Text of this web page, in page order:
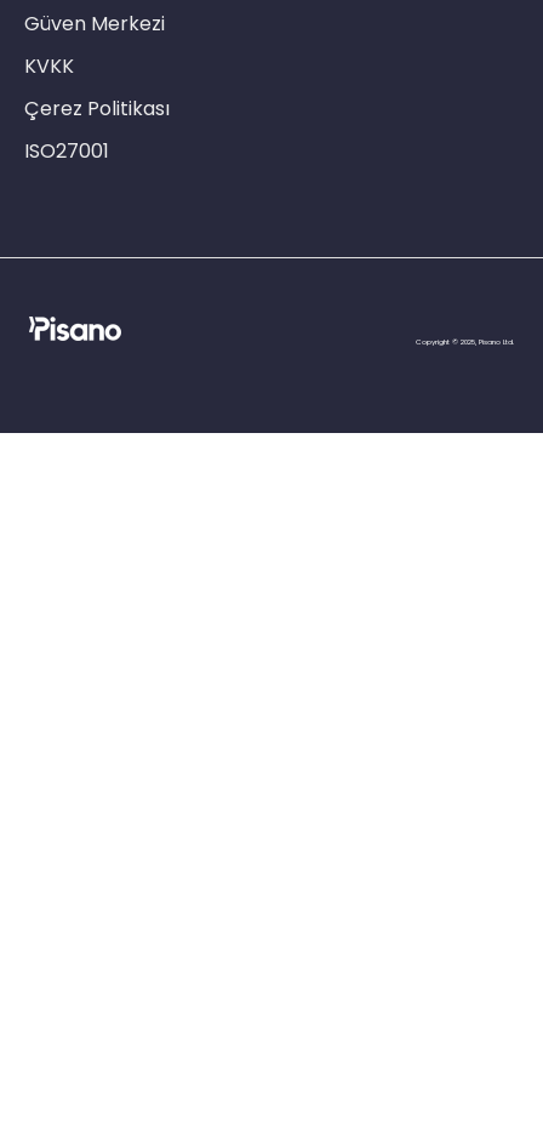
Güven Merkezi
KVKK
Çerez Politikası
ISO27001
Copyright © 2025, Pisano Ltd.